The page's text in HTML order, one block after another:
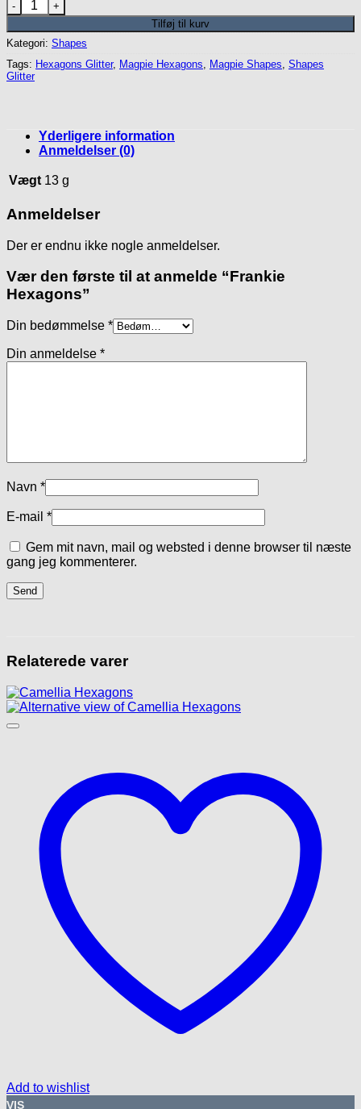
Tilføj til kurv
Kategori: Shapes
Tags: Hexagons Glitter, Magpie Hexagons, Magpie Shapes, Shapes
Glitter
Yderligere information
Anmeldelser (0)
Vægt 13 g
Anmeldelser
Der er endnu ikke nogle anmeldelser.
Vær den første til at anmelde “Frankie
Hexagons”
Din bedømmelse *
Din anmeldelse *
Navn *
E-mail *
Gem mit navn, mail og websted i denne browser til næste
gang jeg kommenterer.
Relaterede varer
Add to wishlist
VIS